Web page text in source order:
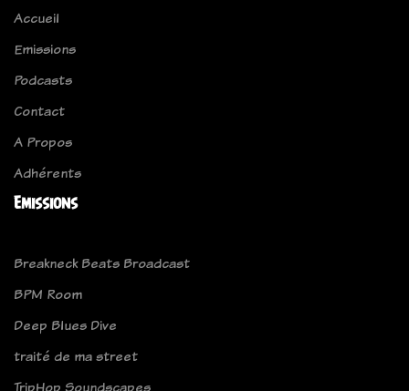
Accueil
Emissions
Podcasts
Contact
A Propos
Adhérents
Emissions
Breakneck Beats Broadcast
BPM Room
Deep Blues Dive
traité de ma street